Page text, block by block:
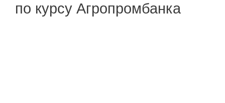
по курсу Агропромбанка